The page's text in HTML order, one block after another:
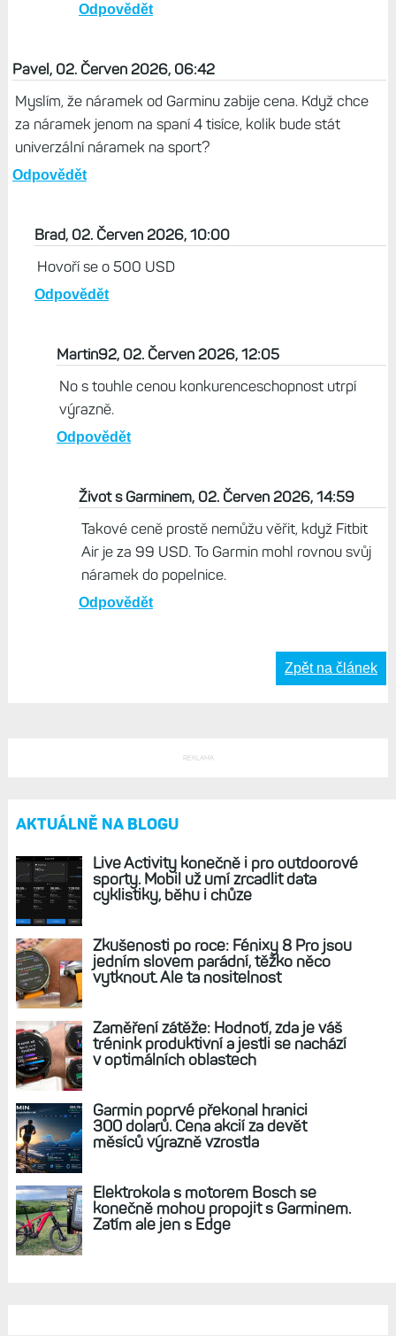
Odpovědět
Pavel, 02. Červen 2026, 06:42
Myslím, že náramek od Garminu zabije cena. Když chce
za náramek jenom na spaní 4 tisíce, kolik bude stát
univerzální náramek na sport?
Odpovědět
Brad, 02. Červen 2026, 10:00
Hovoří se o 500 USD
Odpovědět
Martin92, 02. Červen 2026, 12:05
No s touhle cenou konkurenceschopnost utrpí
výrazně.
Odpovědět
Život s Garminem, 02. Červen 2026, 14:59
Takové ceně prostě nemůžu věřit, když Fitbit
Air je za 99 USD. To Garmin mohl rovnou svůj
náramek do popelnice.
Odpovědět
Zpět na článek
REKLAMA
AKTUÁLNĚ NA BLOGU
sporty. Mobil už umí zrcadlit data
cyklistiky, běhu i chůze
jedním slovem parádní, těžko něco
vytknout. Ale ta nositelnost